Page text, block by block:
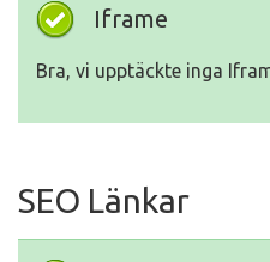
Iframe
Bra, vi upptäckte inga
SEO Länkar